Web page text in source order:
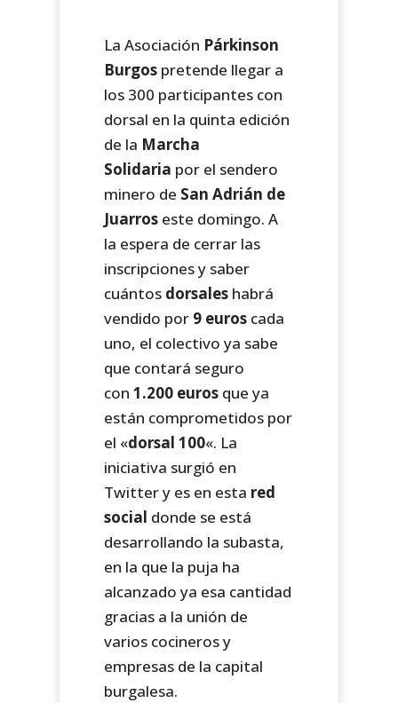
La Asociación Párkinson
Burgos pretende llegar a
los 300 participantes con
dorsal en la quinta edición
de la Marcha
Solidaria por el sendero
minero de San Adrián de
Juarros este domingo. A
la espera de cerrar las
inscripciones y saber
cuántos dorsales habrá
vendido por 9 euros cada
uno, el colectivo ya sabe
que contará seguro
con1.200 euros que ya
están comprometidos por
el «dorsal 100«. La
iniciativa surgió en
Twitter y es en esta red
social donde se está
desarrollando la subasta,
en la que la puja ha
alcanzado ya esa cantidad
gracias a la unión de
varios cocineros y
empresas de la capital
burgalesa.